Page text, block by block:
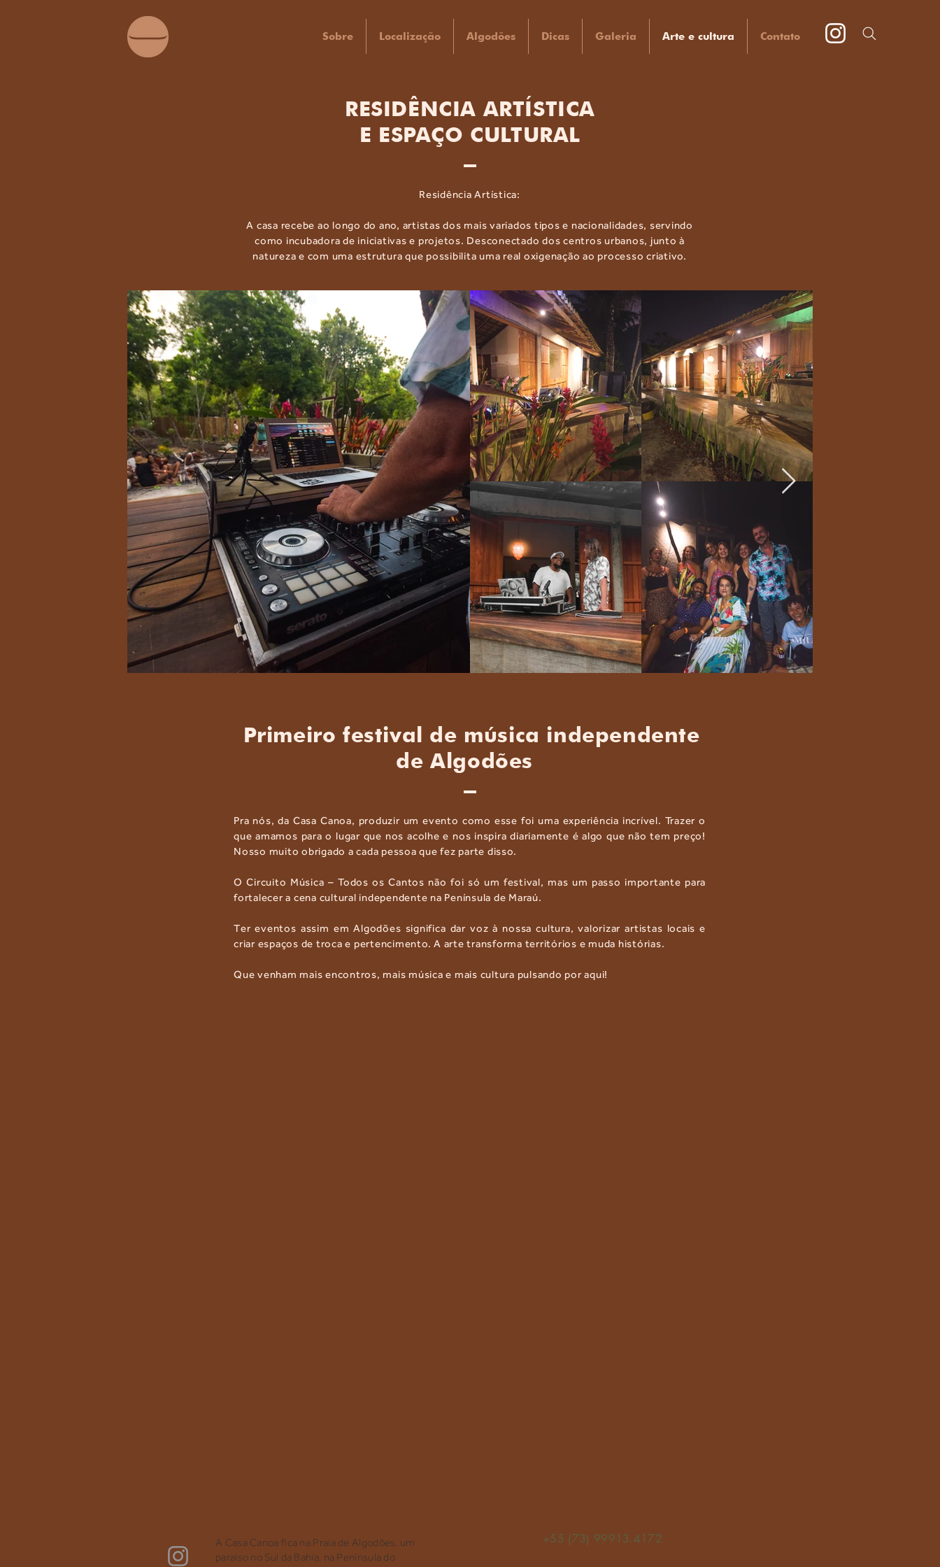
Sobre Localização Algodões Dicas Galeria Arte e cultura Contato
RESIDÊNCIA ARTÍSTICA
E ESPAÇO CULTURAL
Residência Artística:
A casa recebe ao longo do ano, artistas dos mais variados tipos e nacionalidades, servindo
como incubadora de iniciativas e projetos. Desconectado dos centros urbanos, junto à
natureza e com uma estrutura que possibilita uma real oxigenação ao processo criativo.
Primeiro festival de música independente
de Algodões
Pra nós, da Casa Canoa, produzir um evento como esse foi uma experiência incrível. Trazer o
que amamos para o lugar que nos acolhe e nos inspira diariamente é algo que não tem preço!
Nosso muito obrigado a cada pessoa que fez parte disso.
O Circuito Música – Todos os Cantos não foi só um festival, mas um passo importante para
fortalecer a cena cultural independente na Península de Maraú.
Ter eventos assim em Algodões significa dar voz à nossa cultura, valorizar artistas locais e
criar espaços de troca e pertencimento. A arte transforma territórios e muda histórias.
Que venham mais encontros, mais música e mais cultura pulsando por aqui!
A Casa Canoa fica na Praia de Algodões, um
paraíso no Sul da Bahia, na Península do
+55 (73) 99913.4172